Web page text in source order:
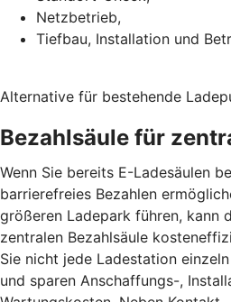
Netzbetrieb,
Tiefbau, Installation und
Alternative für bestehende
Bezahlsäule für
Wenn Sie bereits E-Ladesäulen
barrierefreies Bezahlen
größeren Ladepark führen, kann
zentralen Bezahlsäule
Sie nicht jede Ladestation
und sparen Anschaffungs-,